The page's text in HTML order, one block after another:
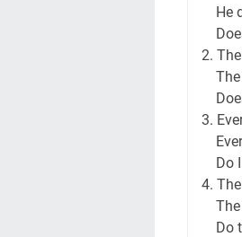
He
2.
The
3.
Do I
4.
The
Do